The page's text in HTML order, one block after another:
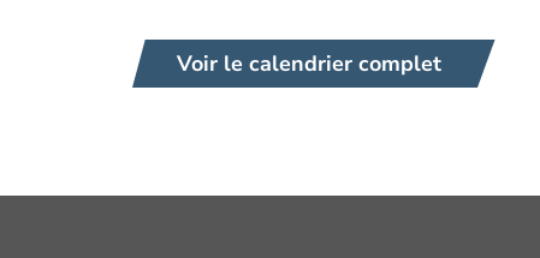
Voir le calendrier complet